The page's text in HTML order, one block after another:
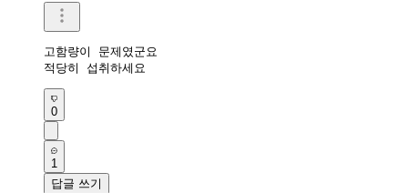
고함량이 문제였군요
적당히 섭취하세요
0
1
답글 쓰기